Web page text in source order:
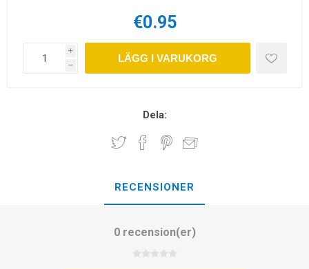
€0.95
i
h
LÄGG I VARUKORG
Dela:
RECENSIONER
0 recension(er)